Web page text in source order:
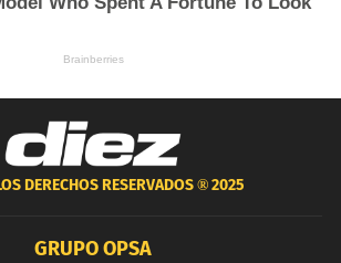
DERECHOS RESERVADOS ®2025
GRUPO OPSA